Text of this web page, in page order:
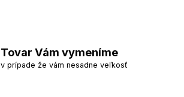
Tovar Vám vymeníme
v prípade že vám nesadne veľkosť